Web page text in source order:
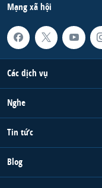
Mạng xã hội
Các dịch vụ
Nghe
Tin tức
Blog